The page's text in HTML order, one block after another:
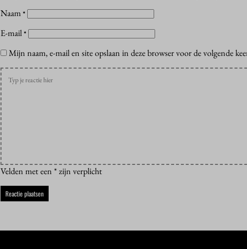
Naam *
E-mail *
Mijn naam, e-mail en site opslaan in deze browser voor de volgende
Velden met een * zijn verplicht